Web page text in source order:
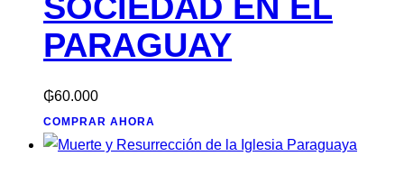
PARAGUAY
₲60.000
COMPRAR AHORA